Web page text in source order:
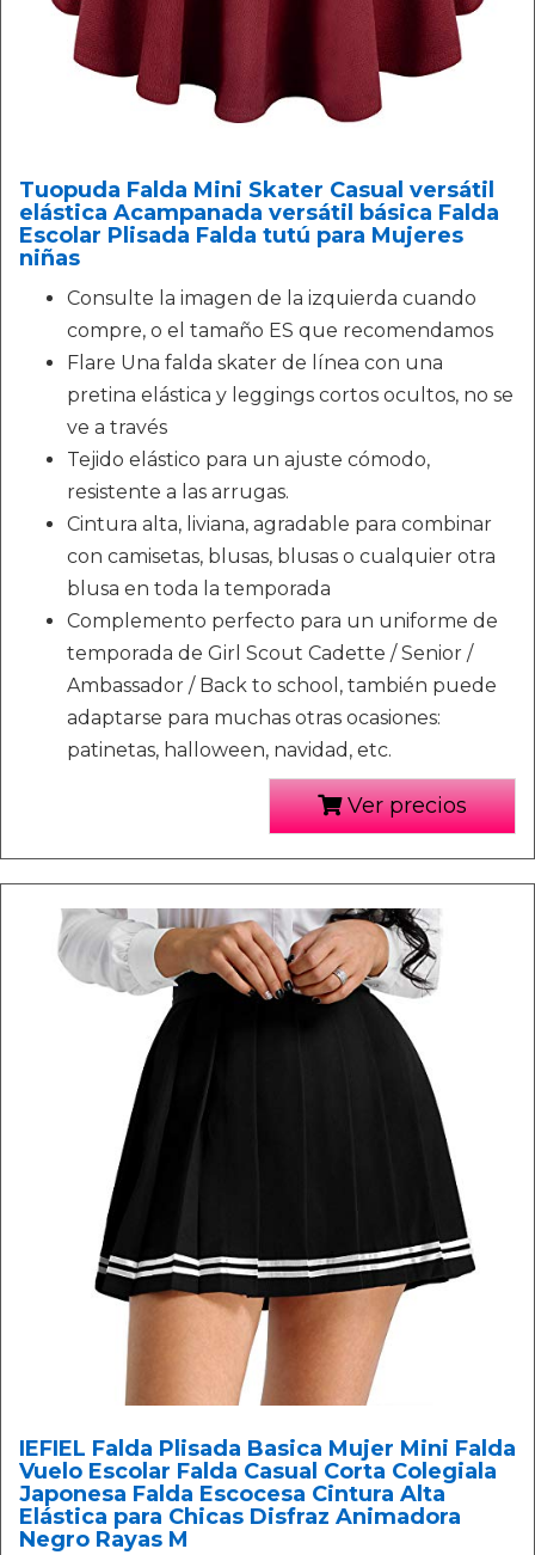
Tuopuda Falda Mini Skater Casual versátil
elástica Acampanada versátil básica Falda
Escolar Plisada Falda tutú para Mujeres
niñas
Consulte la imagen de la izquierda cuando
compre, o el tamaño ES que recomendamos
Flare Una falda skater de línea con una
pretina elástica y leggings cortos ocultos, no se
ve a través
Tejido elástico para un ajuste cómodo,
resistente a las arrugas.
Cintura alta, liviana, agradable para combinar
con camisetas, blusas, blusas o cualquier otra
blusa en toda la temporada
Complemento perfecto para un uniforme de
temporada de Girl Scout Cadette / Senior /
Ambassador / Back to school, también puede
adaptarse para muchas otras ocasiones:
patinetas, halloween, navidad, etc.
Ver precios
IEFIEL Falda Plisada Basica Mujer Mini Falda
Vuelo Escolar Falda Casual Corta Colegiala
Japonesa Falda Escocesa Cintura Alta
Elástica para Chicas Disfraz Animadora
Negro Rayas M